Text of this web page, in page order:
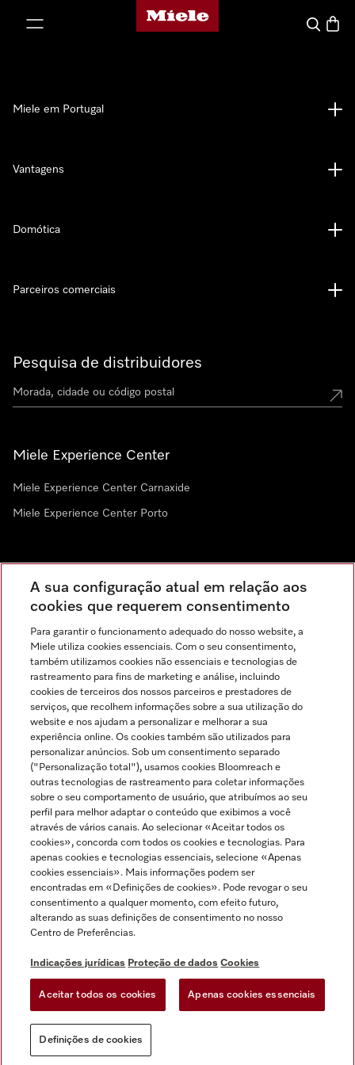
Página principal da Miele
Pesquisa
Pesquisa de distribuidores
Miele Experience Center
Miele Experience Center Carnaxide
Miele Experience Center Porto
Miele em Portugal
Vantagens
Domótica
Parceiros comerciais
Indicações jurídicas
Condições gerais
Proteção de dados
Condições de utilização
Canal de Ética
Formulário de livre resolução
Miele no Instagram
Miele no Facebook
Miele no Youtube
A sua configuração atual em relação aos
cookies que requerem consentimento
Para garantir o funcionamento adequado do nosso website, a
Miele utiliza cookies essenciais. Com o seu consentimento,
também utilizamos cookies não essenciais e tecnologias de
rastreamento para fins de marketing e análise, incluindo
cookies de terceiros dos nossos parceiros e prestadores de
serviços, que recolhem informações sobre a sua utilização do
website e nos ajudam a personalizar e melhorar a sua
experiência online. Os cookies também são utilizados para
personalizar anúncios. Sob um consentimento separado
("Personalização total"), usamos cookies Bloomreach e
outras tecnologias de rastreamento para coletar informações
sobre o seu comportamento de usuário, que atribuímos ao seu
perfil para melhor adaptar o conteúdo que exibimos a você
através de vários canais. Ao selecionar «Aceitar todos os
cookies», concorda com todos os cookies e tecnologias. Para
apenas cookies e tecnologias essenciais, selecione «Apenas
cookies essenciais». Mais informações podem ser
encontradas em «Definições de cookies». Pode revogar o seu
consentimento a qualquer momento, com efeito futuro,
alterando as suas definições de consentimento no nosso
Centro de Preferências.
Indicações jurídicas Proteção de dados Cookies
Aceitar todos os cookies Apenas cookies essenciais
Definições de cookies